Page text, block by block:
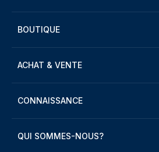
BOUTIQUE
ACHAT & VENTE
CONNAISSANCE
QUI SOMMES-NOUS?